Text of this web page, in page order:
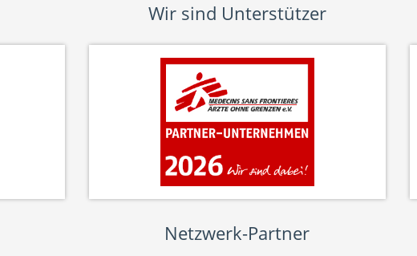
Wir sind Unterstützer
Netzwerk-Partner